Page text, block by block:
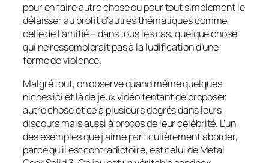
pour en faire autre chose ou pour tout simplement le
délaisser au profit d’autres thématiques comme
celle de l’amitié – dans tous les cas, quelque chose
qui ne ressemblerait pas à la ludification d’une
forme de violence.
Malgré tout, on observe quand même quelques
niches ici et là de jeux vidéo tentant de proposer
autre chose et ce à plusieurs degrés dans leurs
discours mais aussi à propos de leur célébrité. L’un
des exemples que j’aime particulièrement aborder,
parce qu’il est contradictoire, est celui deMetal